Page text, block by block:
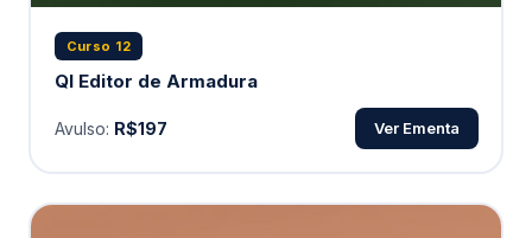
Curso 12
QI Editor de Armadura
Avulso: R$197 Ver Ementa